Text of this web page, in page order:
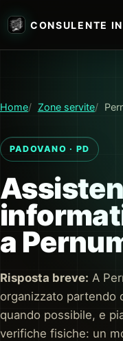
CONSULENTE
Home Zone servite
PADOVANO · PD
a
Risposta breve: A
organizzato partendo
quando possibile, e
verifiche fisiche: un